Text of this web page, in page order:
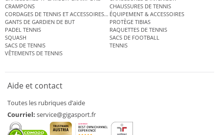
CRAMPONS
CHAUSSURES DE TENNIS
CORDAGES DE TENNIS ET ACCESSOIRES DE TENNISÉQUIPEMENT & ACCESSOIRES
GANTS DE GARDIEN DE BUT
PROTÈGE TIBIAS
PADEL TENNIS
RAQUETTES DE TENNIS
SQUASH
SACS DE FOOTBALL
SACS DE TENNIS
TENNIS
VÊTEMENTS DE TENNIS
Aide et contact
Toutes les rubriques d’aide
Courriel: service@gigasport.fr